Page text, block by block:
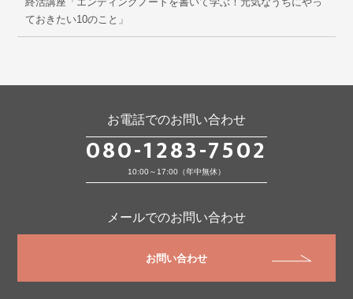
ておきたい10のこと」
お電話でのお問い合わせ
080-1283-7502
10:00～17:00（年中無休）
メールでのお問い合わせ
お問い合わせ